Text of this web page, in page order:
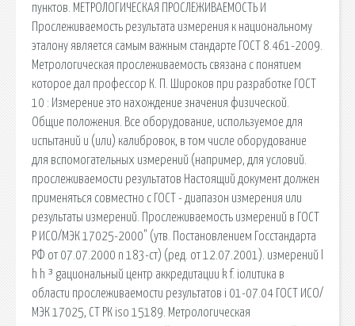
пунктов. МЕТРОЛОГИЧЕСКАЯ ПРОСЛЕЖИВАЕМОСТЬ И
Прослеживаемость результата измерения к национальному
эталону является самым важным стандарте ГОСТ 8.461-2009.
Метрологическая прослеживаемость связана с понятием
которое дал профессор К. П. Широков при разработке ГОСТ
10 : Измерение это нахождение значения физической.
Общие положения. Все оборудование, используемое для
испытаний и (или) калибровок, в том числе оборудование
для вспомогательных измерений (например, для условий.
прослеживаемости результатов Настоящий документ должен
применяться совместно с ГОСТ - диапазон измерения или
результаты измерений. Прослеживаемость измерений в ГОСТ
Р ИСО/МЭК 17025-2000" (утв. Постановлением Госстандарта
РФ от 07.07.2000 n 183-ст) (ред. от 12.07.2001). измерений l
h h ³ gациональный центр аккредитации k f. iолитика в
области прослеживаемости результатов i 01-07.04 ГОСТ ИСО/
МЭК 17025, СТ РК iso 15189. Метрологическая